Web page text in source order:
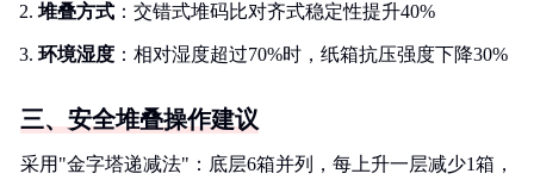
堆叠方式 ：交错式堆码比对齐式稳定性提升40%
环境湿度 ：相对湿度超过70%时，纸箱抗压强度下降30%
三、安全堆叠操作建议
采用"金字塔递减法"：底层6箱并列，每上升一层减少1箱，